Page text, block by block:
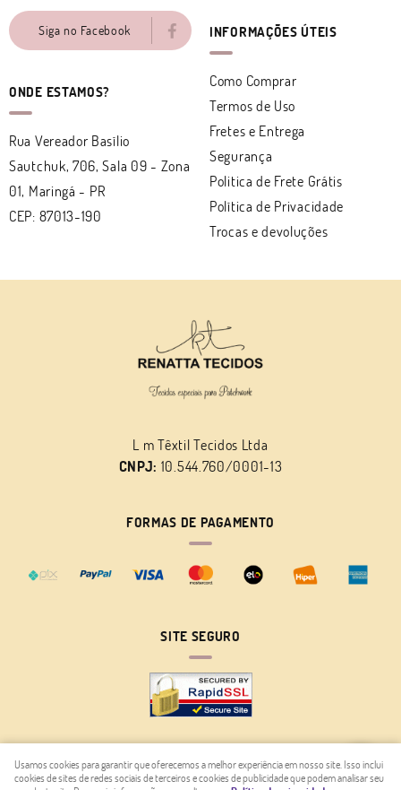
Siga no Facebook
ONDE ESTAMOS?
Rua Vereador Basílio
Sautchuk, 706, Sala 09 - Zona
01, Maringá - PR
CEP: 87013-190
INFORMAÇÕES ÚTEIS
Como Comprar
Termos de Uso
Fretes e Entrega
Segurança
Politica de Frete Grátis
Política de Privacidade
Trocas e devoluções
L m Têxtil Tecidos Ltda
CNPJ: 10.544.760/0001-13
FORMAS DE PAGAMENTO
SITE SEGURO
LOJA VIRTUAL CRIADA POR
Usamos cookies para garantir que oferecemos a melhor experiência em nosso site. Isso inclui
cookies de sites de redes sociais de terceiros e cookies de publicidade que podem analisar seu